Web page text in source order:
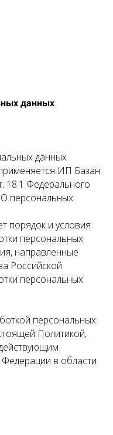
данных
данных
ИП Базан
18.1 Федерального
персональных
порядок и условия
персональных
направленные
Российской
персональных
персональных
Политикой,
в области